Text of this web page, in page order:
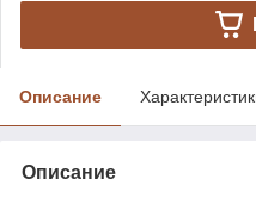
Описание
Описание